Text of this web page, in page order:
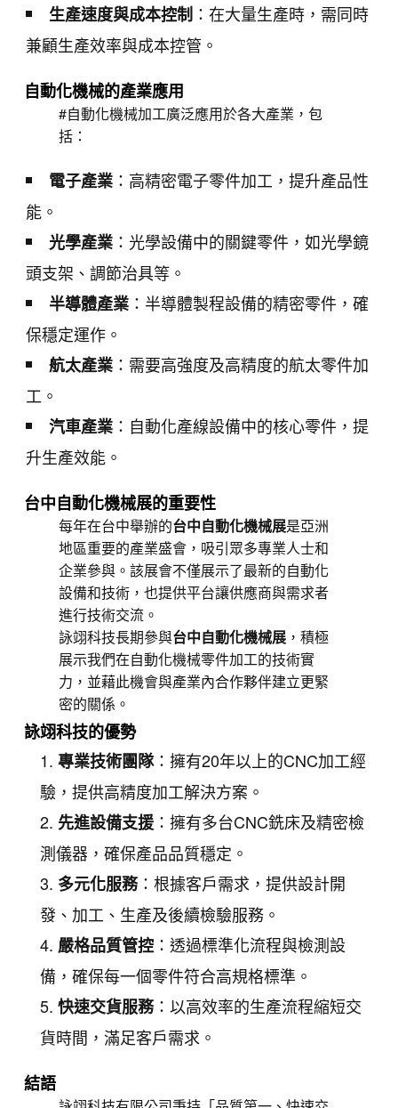
生產速度與成本控制 ：在大量生產時，需同時
兼顧生產效率與成本控管。
自動化機械的產業應用
#自動化機械加工廣泛應用於各大產業，包
括：
電子產業 ：高精密電子零件加工，提升產品性
能。
光學產業 ：光學設備中的關鍵零件，如光學鏡
頭支架、調節治具等。
半導體產業 ：半導體製程設備的精密零件，確
保穩定運作。
航太產業 ：需要高強度及高精度的航太零件加
工。
汽車產業 ：自動化產線設備中的核心零件，提
升生產效能。
台中自動化機械展的重要性
每年在台中舉辦的台中自動化機械展是亞洲
地區重要的產業盛會，吸引眾多專業人士和
企業參與。該展會不僅展示了最新的自動化
設備和技術，也提供平台讓供應商與需求者
進行技術交流。
詠翊科技長期參與台中自動化機械展 ，積極
展示我們在自動化機械零件加工的技術實
力，並藉此機會與產業內合作夥伴建立更緊
密的關係。
詠翊科技的優勢
專業技術團隊：擁有20年以上的CNC加工經
驗，提供高精度加工解決方案。
先進設備支援 ：擁有多台CNC銑床及精密檢
測儀器，確保產品品質穩定。
多元化服務：根據客戶需求，提供設計開
發、加工、生產及後續檢驗服務。
嚴格品質管控 ：透過標準化流程與檢測設
備，確保每一個零件符合高規格標準。
快速交貨服務：以高效率的生產流程縮短交
貨時間，滿足客戶需求。
結語